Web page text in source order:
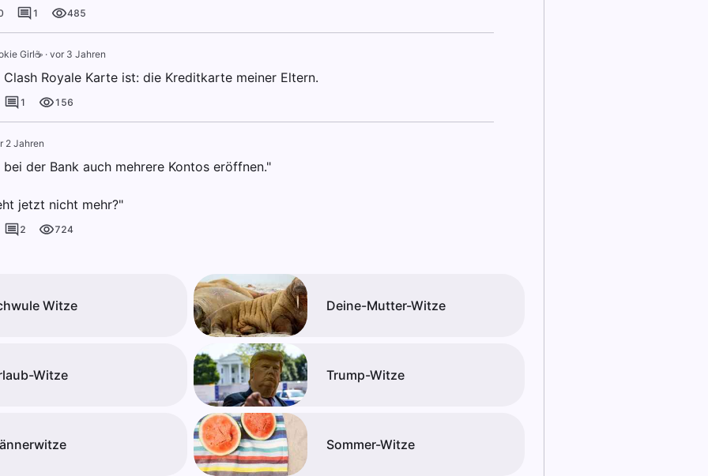
1 485
Girl☕️· vor 3 Jahren
Royale Karte ist: die Kreditkarte meiner Eltern.
1 156
2 Jahren
der Bank auch mehrere Kontos eröffnen."
jetzt nicht mehr?"
2 724
Witze Deine-Mutter-Witze
Witze Trump-Witze
Sommer-Witze